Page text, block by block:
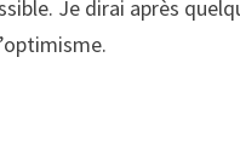
Je dirai après